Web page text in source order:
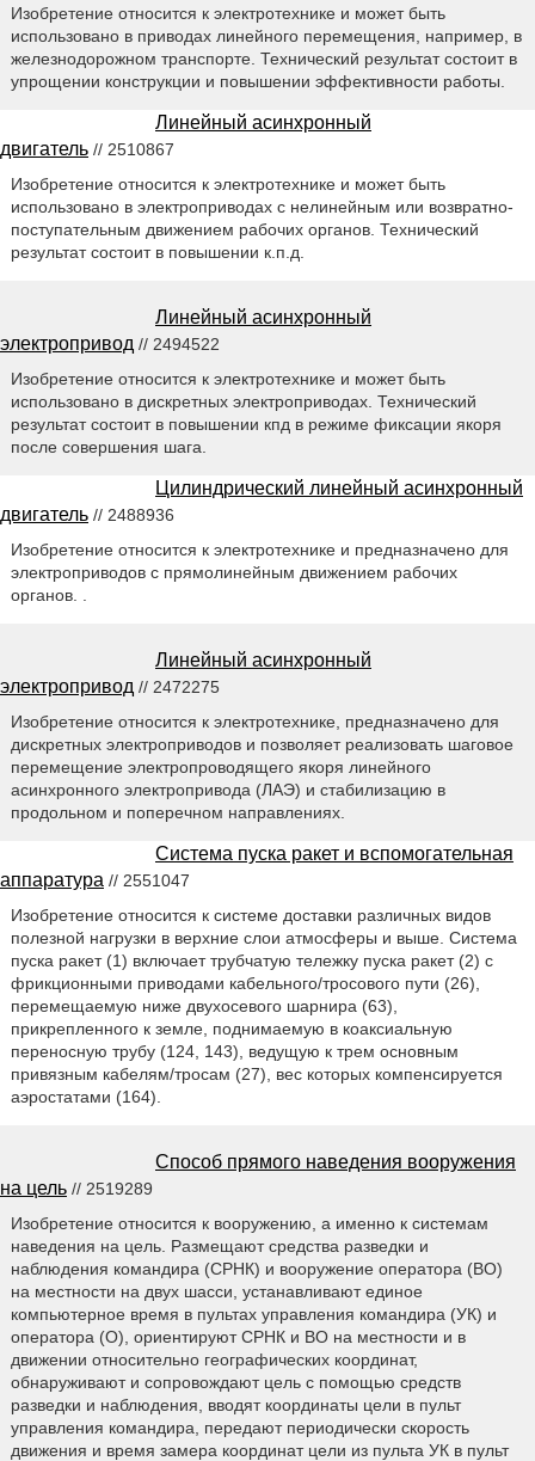
Изобретение относится к электротехнике и может быть
использовано в приводах линейного перемещения, например, в
железнодорожном транспорте. Технический результат состоит в
упрощении конструкции и повышении эффективности работы.
Линейный асинхронный
двигатель // 2510867
Изобретение относится к электротехнике и может быть
использовано в электроприводах с нелинейным или возвратно-
поступательным движением рабочих органов. Технический
результат состоит в повышении к.п.д.
Линейный асинхронный
электропривод // 2494522
Изобретение относится к электротехнике и может быть
использовано в дискретных электроприводах. Технический
результат состоит в повышении кпд в режиме фиксации якоря
после совершения шага.
Цилиндрический линейный асинхронный
двигатель // 2488936
Изобретение относится к электротехнике и предназначено для
электроприводов с прямолинейным движением рабочих
органов. .
Линейный асинхронный
электропривод // 2472275
Изобретение относится к электротехнике, предназначено для
дискретных электроприводов и позволяет реализовать шаговое
перемещение электропроводящего якоря линейного
асинхронного электропривода (ЛАЭ) и стабилизацию в
продольном и поперечном направлениях.
Система пуска ракет и вспомогательная
аппаратура // 2551047
Изобретение относится к системе доставки различных видов
полезной нагрузки в верхние слои атмосферы и выше. Система
пуска ракет (1) включает трубчатую тележку пуска ракет (2) с
фрикционными приводами кабельного/тросового пути (26),
перемещаемую ниже двухосевого шарнира (63),
прикрепленного к земле, поднимаемую в коаксиальную
переносную трубу (124, 143), ведущую к трем основным
привязным кабелям/тросам (27), вес которых компенсируется
аэростатами (164).
Способ прямого наведения вооружения
на цель // 2519289
Изобретение относится к вооружению, а именно к системам
наведения на цель. Размещают средства разведки и
наблюдения командира (СРНК) и вооружение оператора (ВО)
на местности на двух шасси, устанавливают единое
компьютерное время в пультах управления командира (УК) и
оператора (О), ориентируют СРНК и ВО на местности и в
движении относительно географических координат,
обнаруживают и сопровождают цель с помощью средств
разведки и наблюдения, вводят координаты цели в пульт
управления командира, передают периодически скорость
движения и время замера координат цели из пульта УК в пульт